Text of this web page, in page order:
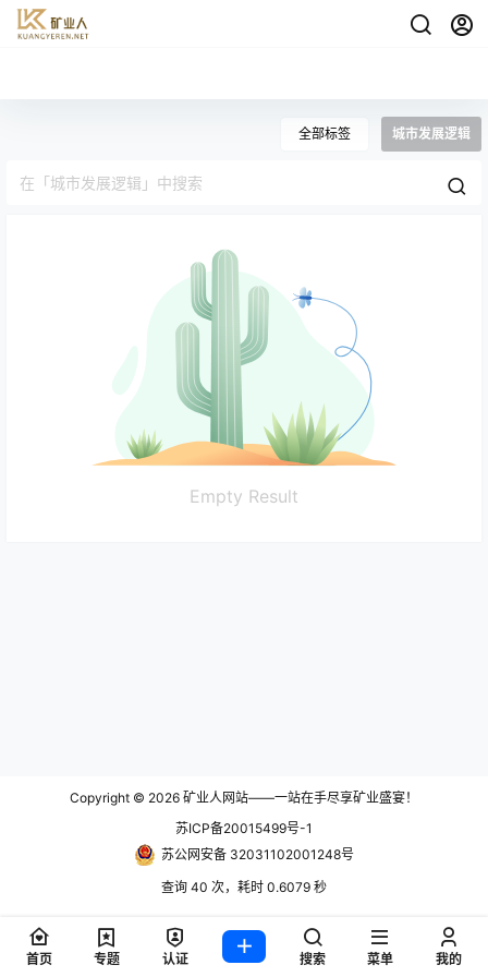
全部标签 城市发展逻辑
Empty Result
Copyright © 2026 矿业人网站——一站在手尽享矿业盛宴！
苏ICP备20015499号-1
苏公网安备 32031102001248号
查询 40 次，耗时 0.6079 秒
首页 专题 认证 搜索 菜单 我的